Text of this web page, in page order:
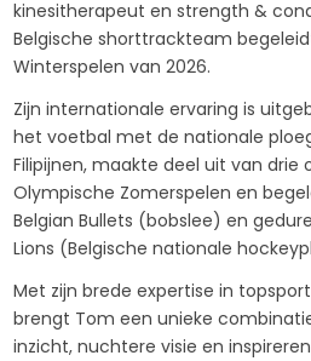
kinesitherapeut en strength &
Belgische shorttrackteam
Winterspelen van 2026.
Zijn internationale ervaring is
het voetbal met de nationale
Filipijnen, maakte deel uit van drie
Olympische Zomerspelen en
Belgian Bullets (bobslee) en
Lions (Belgische nationale
Met zijn brede expertise in
brengt Tom een unieke
inzicht, nuchtere visie en